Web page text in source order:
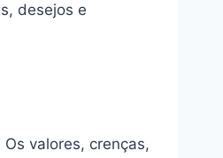
desejos e
valores, crenças,